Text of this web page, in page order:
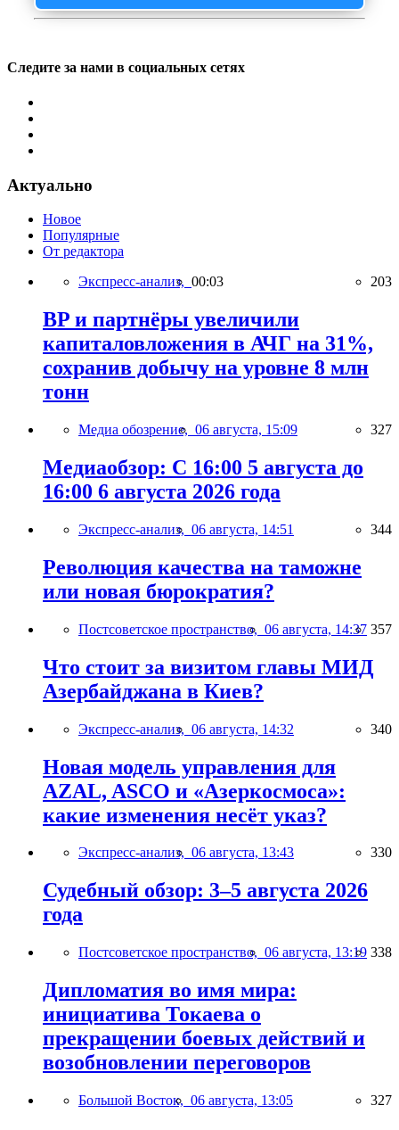
Следите за нами в социальных сетях
Актуально
Новое
Популярные
От редактора
Экспресс-анализ, 00:03 203
BP и партнёры увеличили
капиталовложения в АЧГ на 31%,
сохранив добычу на уровне 8 млн
тонн
Медиа обозрение, 06 августа, 15:09 327
Медиаобзор: С 16:00 5 августа до
16:00 6 августа 2026 года
Экспресс-анализ, 06 августа, 14:51 344
Революция качества на таможне
или новая бюрократия?
Постсоветское пространство, 06 августа, 14:37 357
Что стоит за визитом главы МИД
Азербайджана в Киев?
Экспресс-анализ, 06 августа, 14:32 340
Новая модель управления для
AZAL, ASCO и «Азеркосмоса»:
какие изменения несёт указ?
Экспресс-анализ, 06 августа, 13:43 330
Судебный обзор: 3–5 августа 2026
года
Постсоветское пространство, 06 августа, 13:19 338
Дипломатия во имя мира:
инициатива Токаева о
прекращении боевых действий и
возобновлении переговоров
Большой Восток, 06 августа, 13:05 327